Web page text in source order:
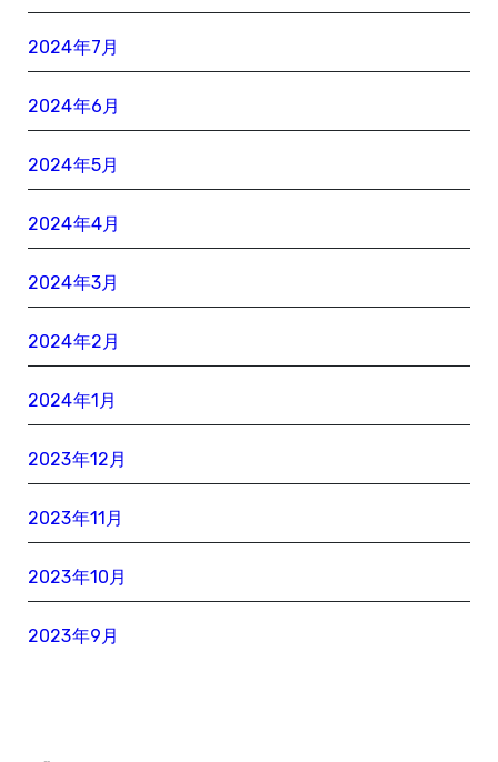
2024年7月
2024年6月
2024年5月
2024年4月
2024年3月
2024年2月
2024年1月
2023年12月
2023年11月
2023年10月
2023年9月